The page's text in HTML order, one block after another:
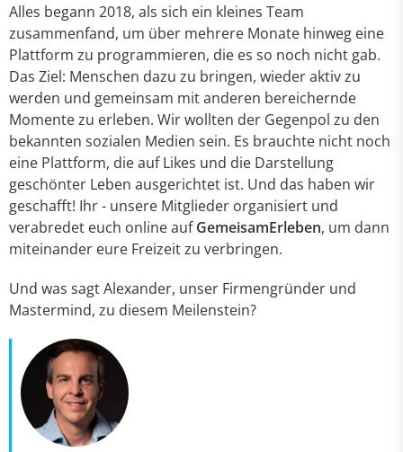
Alles begann 2018, als sich ein kleines Team
zusammenfand, um über mehrere Monate hinweg eine
Plattform zu programmieren, die es so noch nicht gab.
Das Ziel: Menschen dazu zu bringen, wieder aktiv zu
werden und gemeinsam mit anderen bereichernde
Momente zu erleben. Wir wollten der Gegenpol zu den
bekannten sozialen Medien sein. Es brauchte nicht noch
eine Plattform, die auf Likes und die Darstellung
geschönter Leben ausgerichtet ist. Und das haben wir
geschafft! Ihr - unsere Mitglieder organisiert und
verabredet euch online aufGemeisamErleben, um dann
miteinander eure Freizeit zu verbringen.
Und was sagt Alexander, unser Firmengründer und
Mastermind, zu diesem Meilenstein?